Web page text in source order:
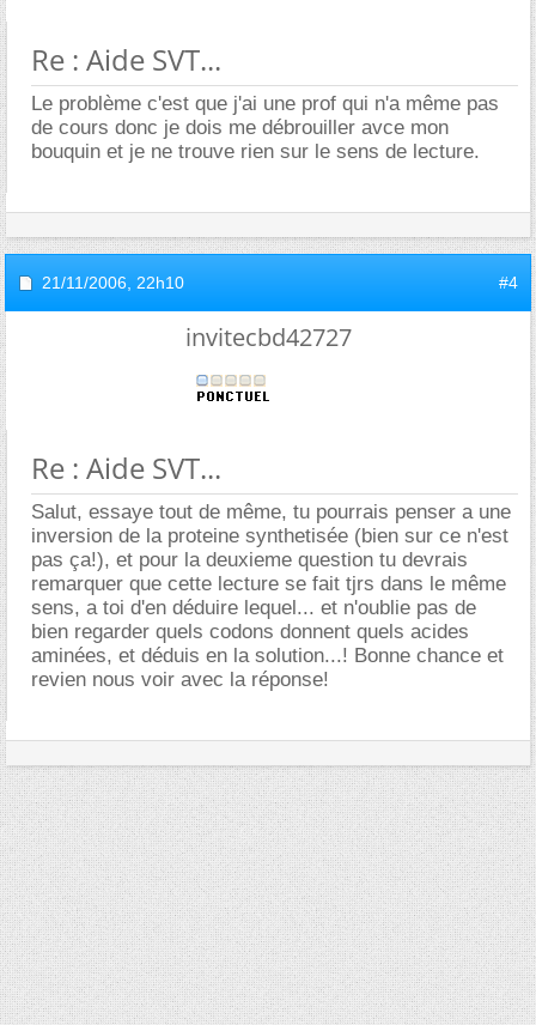
Re : Aide SVT...
Le problème c'est que j'ai une prof qui n'a même pas
de cours donc je dois me débrouiller avce mon
bouquin et je ne trouve rien sur le sens de lecture.
21/11/2006, 22h10 #4
invitecbd42727
Re : Aide SVT...
Salut, essaye tout de même, tu pourrais penser a une
inversion de la proteine synthetisée (bien sur ce n'est
pas ça!), et pour la deuxieme question tu devrais
remarquer que cette lecture se fait tjrs dans le même
sens, a toi d'en déduire lequel... et n'oublie pas de
bien regarder quels codons donnent quels acides
aminées, et déduis en la solution...! Bonne chance et
revien nous voir avec la réponse!